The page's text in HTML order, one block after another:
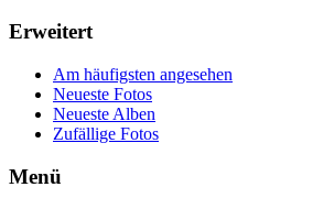
Erweitert
Am häufigsten angesehen
Neueste Fotos
Neueste Alben
Zufällige Fotos
Menü